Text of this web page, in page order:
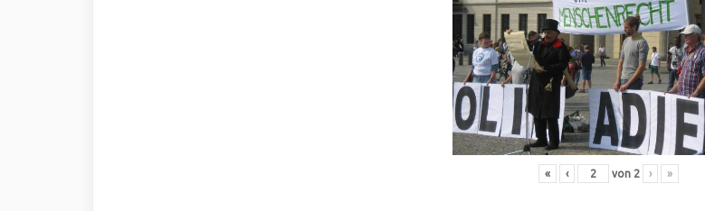
« ‹ von 2 › »